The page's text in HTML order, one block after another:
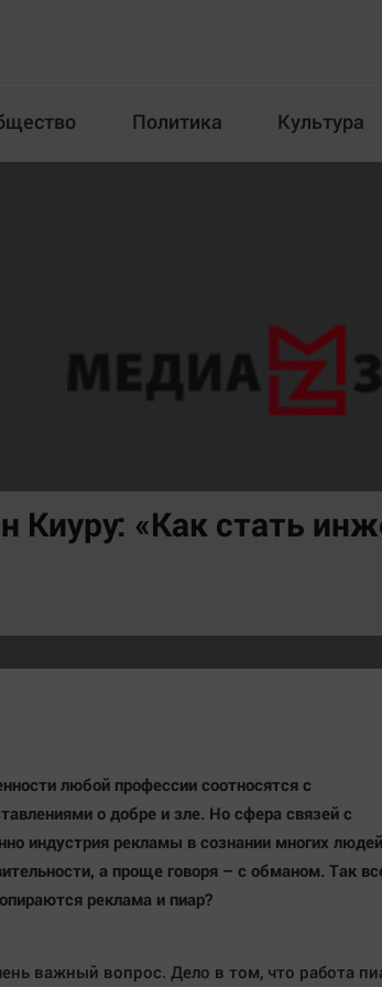
Политика Культура
космический
version
Вкусное
ЖКХ
Интервью
Киуру: «Как стать
любой профессии соотносятся с
о добре и зле. Но сфера связей с
индустрия рекламы в сознании многих
а проще говоря – с обманом. Так
реклама и пиар?
важный вопрос. Дело в том, что работа